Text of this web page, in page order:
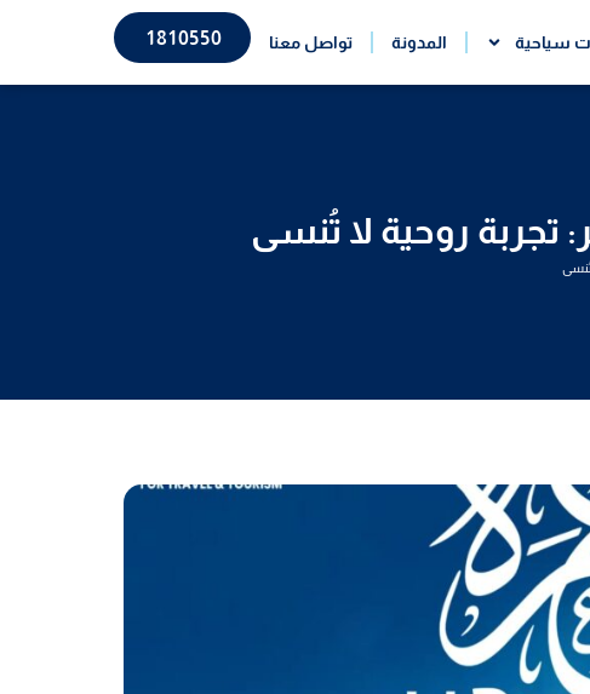
سياحية المدونة تواصل معنا 1810550
روحية لا تُنسى